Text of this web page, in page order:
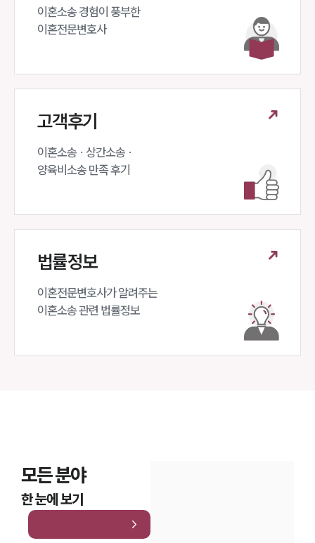
이혼소송 경험이 풍부한
이혼전문변호사
고객후기
이혼소송 · 상간소송 ·
양육비소송 만족 후기
법률정보
이혼전문변호사가 알려주는
이혼소송 관련 법률정보
모든 분야
한 눈에 보기